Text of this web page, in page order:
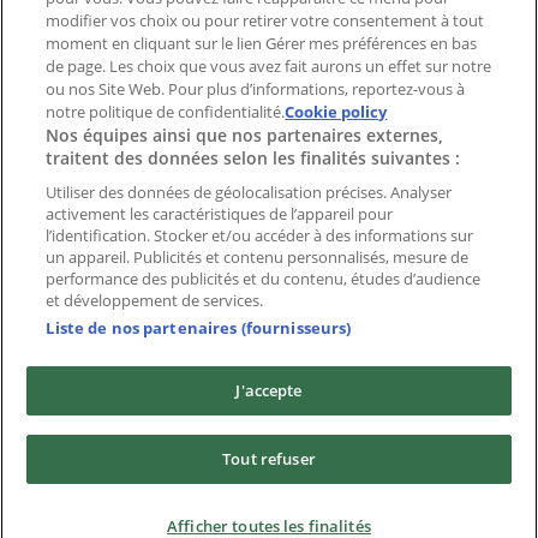
Marques
Marques locales
Enseignes
Commerces à proximité
Produits
Produits locaux
Villes
Télécharger l'appli Tiendeo
Copyright © Tiendeo ® 2026 · Shopfully Marketing S.L.U. –
Conditions généralesPolitique de confidentialité
modifier vos choix ou pour retirer votre consentement à tout
moment en cliquant sur le lien Gérer mes préférences en bas
de page. Les choix que vous avez fait aurons un effet sur notre
ou nos Site Web. Pour plus d’informations, reportez-vous à
notre politique de confidentialité.Cookie policy
Nos équipes ainsi que nos partenaires externes,
traitent des données selon les finalités suivantes :
Utiliser des données de géolocalisation précises. Analyser
activement les caractéristiques de l’appareil pour
l’identification. Stocker et/ou accéder à des informations sur
un appareil. Publicités et contenu personnalisés, mesure de
performance des publicités et du contenu, études d’audience
et développement de services.
Liste de nos partenaires (fournisseurs)
J'accepte
Tout refuser
Afficher toutes les finalités